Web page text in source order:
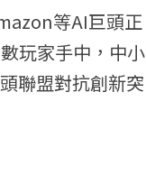
等AI巨頭正
玩家手中，中小
聯盟對抗創新突